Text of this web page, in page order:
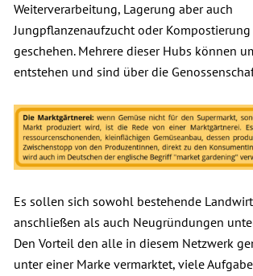
Weiterverarbeitung, Lagerung aber auch
Jungpflanzenaufzucht oder
geschehen. Mehrere dieser Hubs können
entstehen und sind über die
Es sollen sich sowohl bestehende
anschließen als auch Neugründungen
Den Vorteil den alle in diesem Netzwerk
unter einer Marke vermarktet, viele